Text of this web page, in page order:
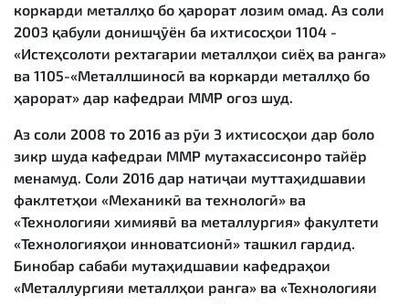
коркарди металлҳо бо ҳарорат лозим омад. Аз соли
2003 қабули донишҷӯён ба ихтисосҳои 1104 -
«Истеҳсолоти рехтагарии металлҳои сиёҳ ва ранга»
ва 1105-«Металлшиносӣ ва коркарди металлҳо бо
ҳарорат» дар кафедраи ММР оғоз шуд.
Аз соли 2008 то 2016 аз рӯи 3 ихтисосҳои дар боло
зикр шуда кафедраи ММР мутахассисонро тайёр
менамуд. Соли 2016 дар натиҷаи муттаҳидшавии
факлтетҳои «Механикӣ ва технологӣ» ва
«Технологияи химиявӣ ва металлургия» факултети
«Технологияҳои инноватсионӣ» ташкил гардид.
Бинобар сабаби мутаҳидшавии кафедраҳои
«Металлургияи металлҳои ранга» ва «Технологияи